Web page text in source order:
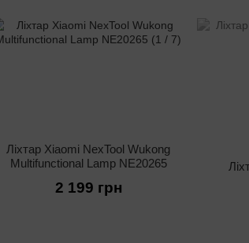
Ліхтар Xiaomi NexTool Wukong
Multifunctional Lamp NE20265
2 199 грн